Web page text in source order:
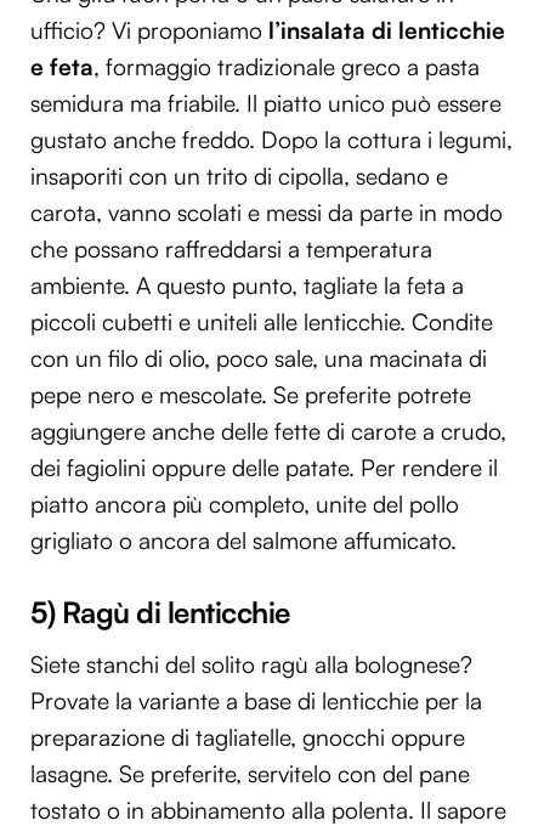
ufficio? Vi proponiamo l’insalata di lenticchie
e feta, formaggio tradizionale greco a pasta
semidura ma friabile. Il piatto unico può essere
gustato anche freddo. Dopo la cottura i legumi,
insaporiti con un trito di cipolla, sedano e
carota, vanno scolati e messi da parte in modo
che possano raffreddarsi a temperatura
ambiente. A questo punto, tagliate la feta a
piccoli cubetti e uniteli alle lenticchie. Condite
con un filo di olio, poco sale, una macinata di
pepe nero e mescolate. Se preferite potrete
aggiungere anche delle fette di carote a crudo,
dei fagiolini oppure delle patate. Per rendere il
piatto ancora più completo, unite del pollo
grigliato o ancora del salmone affumicato.
5) Ragù di lenticchie
Siete stanchi del solito ragù alla bolognese?
Provate la variante a base di lenticchie per la
preparazione di tagliatelle, gnocchi oppure
lasagne. Se preferite, servitelo con del pane
tostato o in abbinamento alla polenta. Il sapore